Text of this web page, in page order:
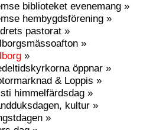
biblioteket evenemang »
hembygdsförening »
pastorat »
»
»
öppnar »
& Loppis »
himmelfärdsdag »
kultur »
»